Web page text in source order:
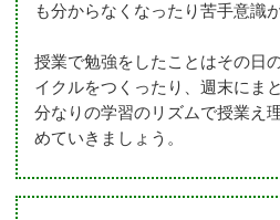
も分からなくなったり苦手意識
授業で勉強をしたことはその日
イクルをつくったり、週末にま
分なりの学習のリズムで授業え
めていきましょう。